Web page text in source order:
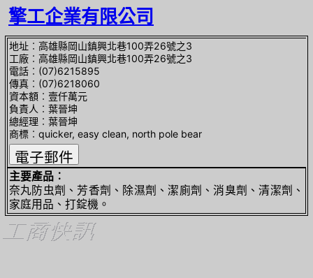
擎工企業有限公司
地址︰高雄縣岡山鎮興北巷100弄26號之3
工廠︰高雄縣岡山鎮興北巷100弄26號之3
電話︰(07)6215895
傳真︰(07)6218060
資本額︰壹仟萬元
負責人︰葉晉坤
總經理︰葉晉坤
商標︰quicker, easy clean, north pole bear
主要產品︰
奈丸防虫劑、芳香劑、除濕劑、潔廁劑、消臭劑、清潔劑、
家庭用品、打錠機。